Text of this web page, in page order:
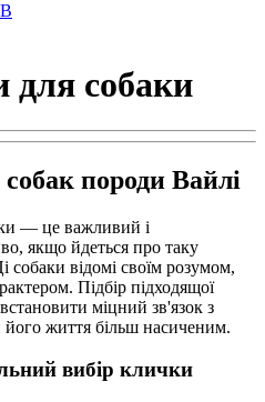
собаки
породи Вайлі
— це важливий і
якщо йдеться про таку
собаки відомі своїм розумом,
Підбір підходящої
міцний зв'язок з
життя більш насиченим.
вибір клички